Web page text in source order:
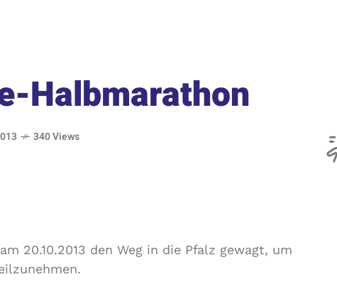
Halbmarathon
340 Views
20.10.2013 den Weg in die Pfalz gewagt, um